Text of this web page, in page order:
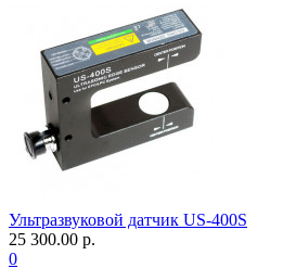
Ультразвуковой датчик US-400S
25 300.00 р.
0